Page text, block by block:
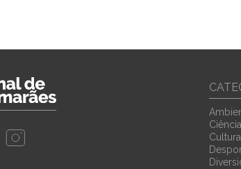
Cultura